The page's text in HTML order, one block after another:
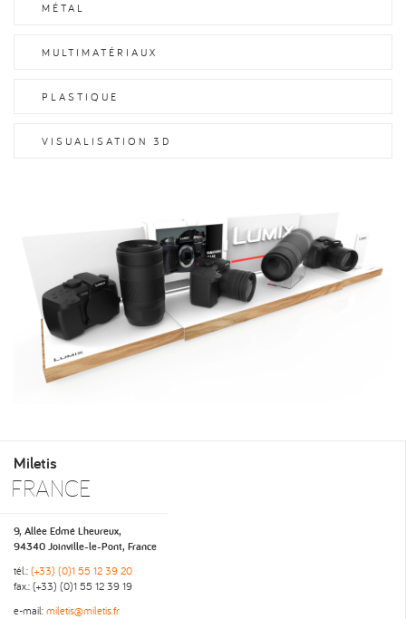
MÉTAL
MULTIMATÉRIAUX
PLASTIQUE
VISUALISATION 3D
Miletis
FRANCE
9, Allée Edmé Lheureux,
94340 Joinville-le-Pont, France
tél.: (+33) (0)1 55 12 39 20
fax.: (+33) (0)1 55 12 39 19
e-mail: miletis@miletis.fr